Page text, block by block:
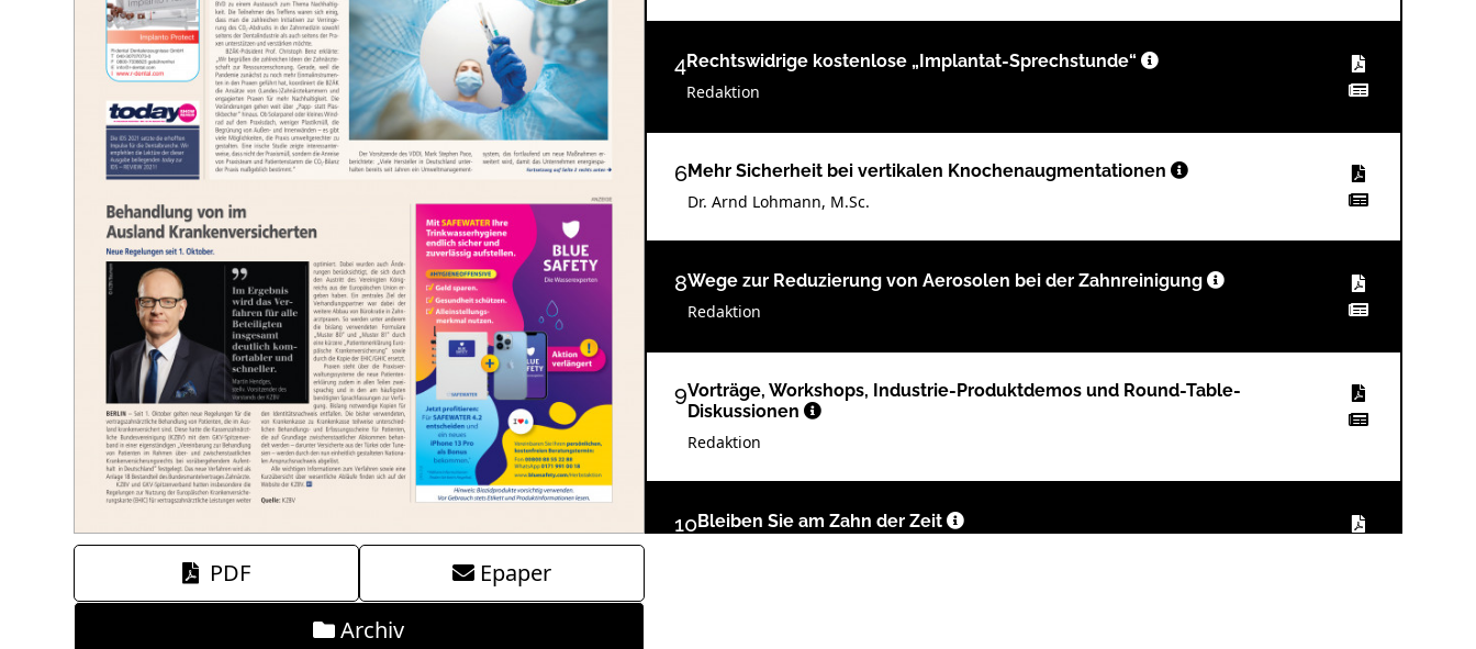
PDF
Epaper
Archiv
4Rechtswidrige kostenlose „Implantat-Sprechstunde“
Redaktion
6Mehr Sicherheit bei vertikalen Knochenaugmentationen
Dr. Arnd Lohmann, M.Sc.
8Wege zur Reduzierung von Aerosolen bei der Zahnreinigung
Redaktion
9Vorträge, Workshops, Industrie-Produktdemos und Round-Table-
Diskussionen
Redaktion
10Bleiben Sie am Zahn der Zeit